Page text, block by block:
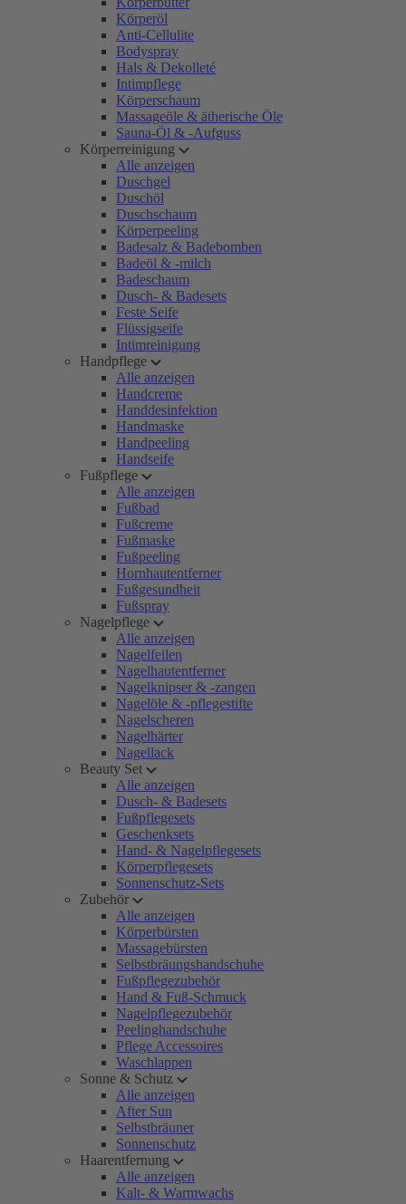
Körperöl
Anti-Cellulite
Bodyspray
Hals & Dekolleté
Intimpflege
Körperschaum
Massageöle & ätherische Öle
Sauna-Öl & -Aufguss
Körperreinigung
Alle anzeigen
Duschgel
Duschöl
Duschschaum
Körperpeeling
Badesalz & Badebomben
Badeöl & -milch
Badeschaum
Dusch- & Badesets
Feste Seife
Flüssigseife
Intimreinigung
Handpflege
Alle anzeigen
Handcreme
Handdesinfektion
Handmaske
Handpeeling
Handseife
Fußpflege
Alle anzeigen
Fußbad
Fußcreme
Fußmaske
Fußpeeling
Hornhautentferner
Fußgesundheit
Fußspray
Nagelpflege
Alle anzeigen
Nagelfeilen
Nagelhautentferner
Nagelknipser & -zangen
Nagelöle & -pflegestifte
Nagelscheren
Nagelhärter
Nagellack
Beauty Set
Alle anzeigen
Dusch- & Badesets
Fußpflegesets
Geschenksets
Hand- & Nagelpflegesets
Körperpflegesets
Sonnenschutz-Sets
Zubehör
Alle anzeigen
Körperbürsten
Massagebürsten
Selbstbräungshandschuhe
Fußpflegezubehör
Hand & Fuß-Schmuck
Nagelpflegezubehör
Peelinghandschuhe
Pflege Accessoires
Waschlappen
Sonne & Schutz
Alle anzeigen
After Sun
Selbstbräuner
Sonnenschutz
Haarentfernung
Alle anzeigen
Kalt- & Warmwachs